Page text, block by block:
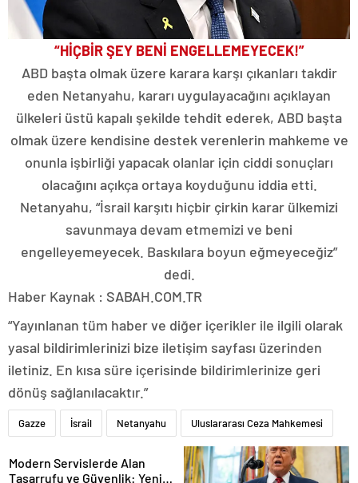
“HİÇBİR ŞEY BENİ ENGELLEMEYECEK!”
ABD başta olmak üzere karara karşı çıkanları takdir
eden Netanyahu, kararı uygulayacağını açıklayan
ülkeleri üstü kapalı şekilde tehdit ederek, ABD başta
olmak üzere kendisine destek verenlerin mahkeme ve
onunla işbirliği yapacak olanlar için ciddi sonuçları
olacağını açıkça ortaya koyduğunu iddia etti.
Netanyahu, “İsrail karşıtı hiçbir çirkin karar ülkemizi
savunmaya devam etmemizi ve beni
engelleyemeyecek. Baskılara boyun eğmeyeceğiz”
dedi.
Haber Kaynak : SABAH.COM.TR
“Yayınlanan tüm haber ve diğer içerikler ile ilgili olarak
yasal bildirimlerinizi bize iletişim sayfası üzerinden
iletiniz. En kısa süre içerisinde bildirimlerinize geri
dönüş sağlanılacaktır.”
Gazze İsrail Netanyahu Uluslararası Ceza Mahkemesi
Modern Servislerde Alan
Tasarrufu ve Güvenlik: Yeni